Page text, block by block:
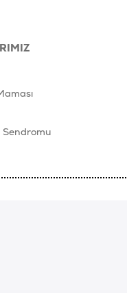
Sendromu